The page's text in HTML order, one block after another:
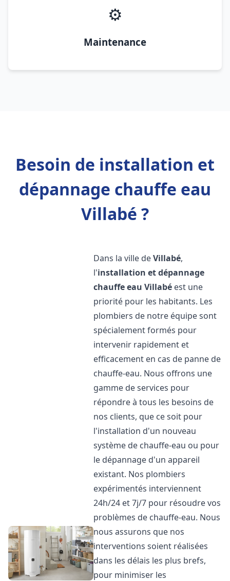
⚙️
Maintenance
Besoin de installation et
dépannage chauffe eau
Villabé ?
Dans la ville deVillabé,
l'installation et dépannage
chauffe eau Villabé est une
priorité pour les habitants. Les
plombiers de notre équipe sont
spécialement formés pour
intervenir rapidement et
efficacement en cas de panne de
chauffe-eau. Nous offrons une
gamme de services pour
répondre à tous les besoins de
nos clients, que ce soit pour
l'installation d'un nouveau
système de chauffe-eau ou pour
le dépannage d'un appareil
existant. Nos plombiers
expérimentés interviennent
24h/24 et 7j/7 pour résoudre vos
problèmes de chauffe-eau. Nous
nous assurons que nos
interventions soient réalisées
dans les délais les plus brefs,
pour minimiser les